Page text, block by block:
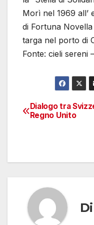
Morì nel 1969 all’
di Fortuna
targa nel porto di
Fonte: cieli sereni
Dialogo tra
Regno Unito
Di